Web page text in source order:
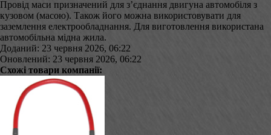
Провід маси призначений для з’єднання двигуна автомобіля з
кузовом (масою). Також його можна використовувати для
заземлення електрообладнання. Для виготовлення використана
автомобільна мідна жила.
Доданий: 23 червня 2026, 06:22
Оновлений: 23 червня 2026, 06:22
Схожі товари компанії: